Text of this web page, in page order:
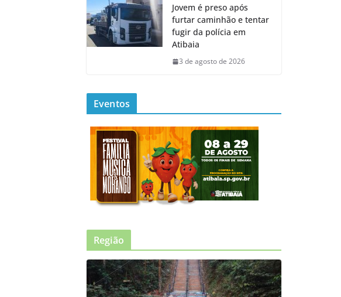
Jovem é preso após
furtar caminhão e tentar
fugir da polícia em
Atibaia
3 de agosto de 2026
Eventos
Região